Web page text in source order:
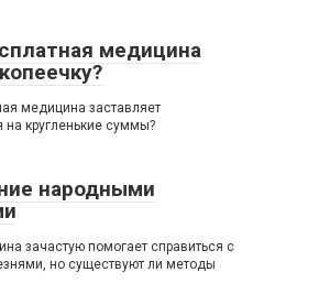
медицина
медицина заставляет
на кругленькие суммы?
народными
зачастую помогает справиться с
но существуют ли методы